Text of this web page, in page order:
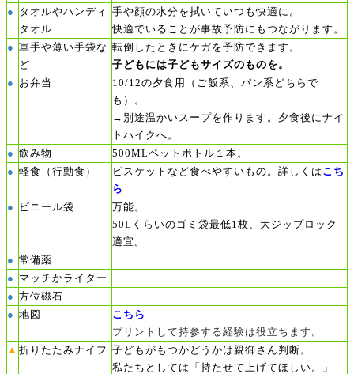
●
タオルやハンディ
タオル
手や顔の水分を拭いていつも快適に。
快適でいることが事故予防にもつながります。
● 軍手や薄い手袋な
ど
転倒したときにケガを予防できます。
子どもには子どもサイズのものを。
●
お弁当
10/12の夕食用（ご飯系、パン系どちらで
も）。
→別途温かいスープを作ります。夕食後にナイ
トハイクへ。
● 飲み物
500MLペットボトル１本。
● 軽食（行動食） ビスケットなど食べやすいもの。詳しくは こち
ら
●
ビニール袋
万能。
50Lくらいのゴミ袋最低1枚、大ジップロック
適宜。
● 常備薬
●
マッチかライター
● 方位磁石
● 地図 こちら
プリントして持参する経験は役立ちます。
▲ 折りたたみナイフ 子どもがもつかどうかは親御さん判断。
私たちとしては「持たせて上げてほしい。」